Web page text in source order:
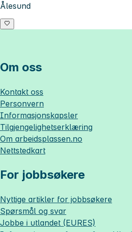
Ålesund
Om oss
Kontakt oss
Personvern
Informasjonskapsler
Tilgjengelighetserklæring
Om arbeidsplassen.no
Nettstedkart
For jobbsøkere
Nyttige artikler for jobbsøkere
Spørsmål og svar
Jobbe i utlandet (EURES)